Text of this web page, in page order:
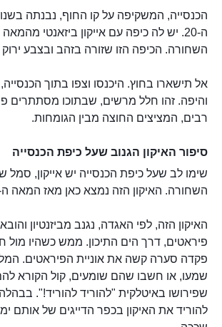
השחורה. הכיפה הזו שזורה בזהב ובצבע
אל תישארו בחוץ. היכנסו וצפו בתוך
והיפה. זהו חלל מרשים, שבתוכו מסתתרים
רבים, המציצים החוצה מבין הגומחות.
סיפור האיקון הגנוב שעל כיפת הכנסייה
שימו לב שעל כיפת הכנסייה יש אייקון, סמל
השחורה. האיקון הזה נמצא כאן מאז המאה ה-
האיקון הזה, לפי האגדה, נגנב מביזנטיון
פיראטים, דרך הים התיכון. ממש כשהיו מול
פקדה סערה קשה את אוניית הפיראטים.
שמעו, או חשבו שהם שומעים, קול הקורא
שפירושו באיטלקית "להוריד להוריד!".
להוריד את האיקון בכפר הדייגים של אותם